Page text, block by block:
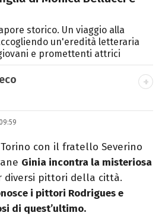
storico. Un viaggio alla
un'eredità letteraria
e promettenti attrici
studiando all'IED
Editor. Si specializza poi in
digitale, Giornalismo e
presso La Sapienza,
con alcune testate ed uffici
con il fratello Severino
Ginia incontra la misteriosa
diversi pittori della città.
i pittori Rodrigues e
di quest’ultimo.